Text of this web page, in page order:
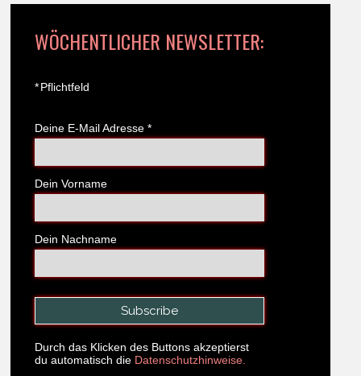
WÖCHENTLICHER NEWSLETTER:
*Pflichtfeld
Deine E-Mail Adresse *
Dein Vorname
Dein Nachname
Durch das Klicken des Buttons akzeptierst
du automatisch die Datenschutzhinweise.